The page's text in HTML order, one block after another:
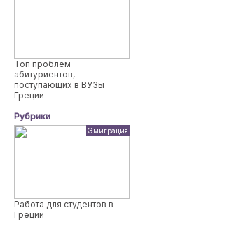
Топ проблем
абитуриентов,
поступающих в ВУЗы
Греции
Рубрики
Эмиграция
Работа для студентов в
Греции